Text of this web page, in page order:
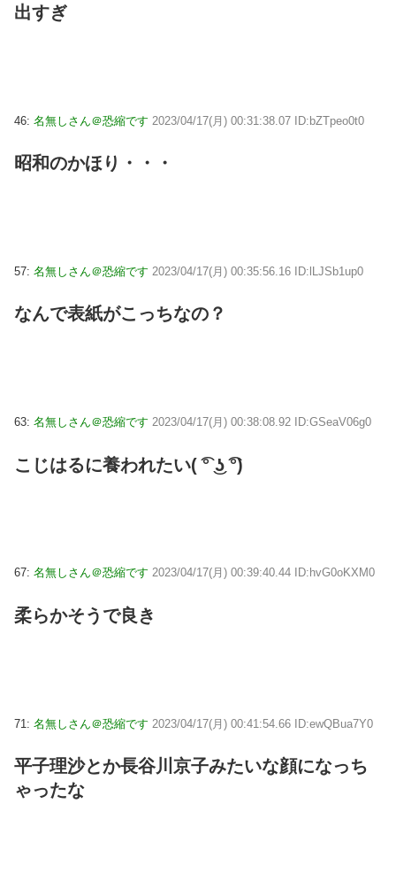
出すぎ
46: 名無しさん＠恐縮です 2023/04/17(月) 00:31:38.07 ID:bZTpeo0t0
昭和のかほり・・・
57: 名無しさん＠恐縮です 2023/04/17(月) 00:35:56.16 ID:lLJSb1up0
なんで表紙がこっちなの？
63: 名無しさん＠恐縮です 2023/04/17(月) 00:38:08.92 ID:GSeaV06g0
こじはるに養われたい(⁠ ͡⁠°⁠ ͜⁠ʖ⁠ ͡⁠°⁠)
67: 名無しさん＠恐縮です 2023/04/17(月) 00:39:40.44 ID:hvG0oKXM0
柔らかそうで良き
71: 名無しさん＠恐縮です 2023/04/17(月) 00:41:54.66 ID:ewQBua7Y0
平子理沙とか長谷川京子みたいな顔になっち
ゃったな